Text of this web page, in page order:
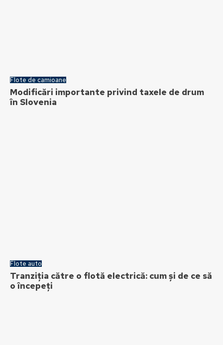
Flote de camioane
Modificări importante privind taxele de drum
în Slovenia
Flote auto
Tranziția către o flotă electrică: cum și de ce să
o începeți